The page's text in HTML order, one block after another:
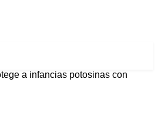
a infancias potosinas con